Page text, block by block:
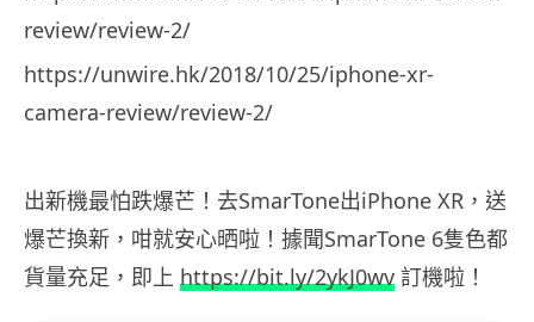
review/review-2/
https://unwire.hk/2018/10/25/iphone-xr-
camera-review/review-2/
出新機最怕跌爆芒！去SmarTone出iPhone XR，送
爆芒換新，咁就安心晒啦！據聞SmarTone 6隻色都
貨量充足，即上 https://bit.ly/2ykJ0wv 訂機啦！